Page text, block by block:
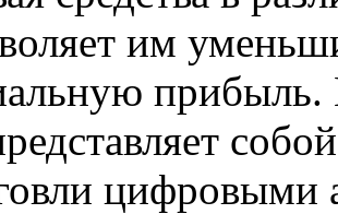
им
цифровыми